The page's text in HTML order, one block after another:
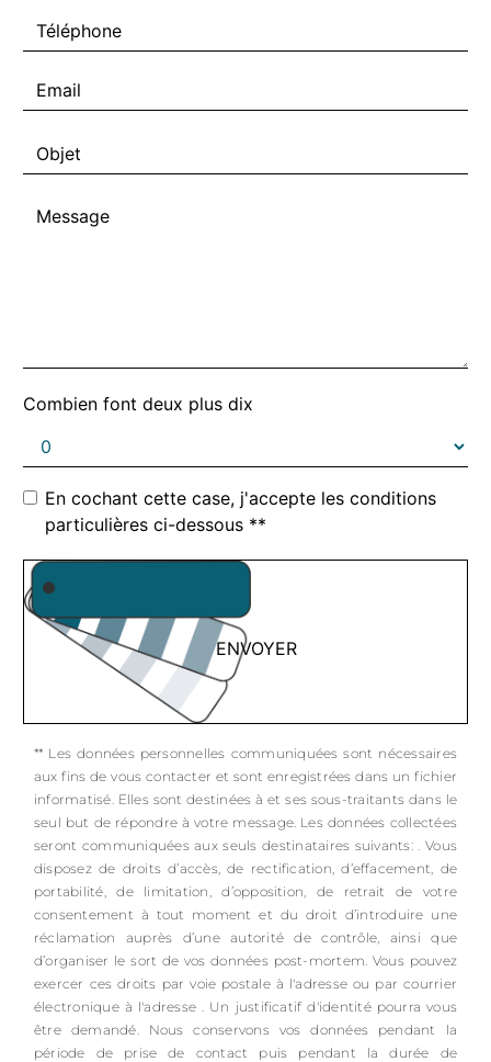
Combien font deux plus dix
En cochant cette case, j'accepte les conditions
particulières ci-dessous **
ENVOYER
** Les données personnelles communiquées sont nécessaires
aux fins de vous contacter et sont enregistrées dans un fichier
informatisé. Elles sont destinées à et ses sous-traitants dans le
seul but de répondre à votre message. Les données collectées
seront communiquées aux seuls destinataires suivants: . Vous
disposez de droits d’accès, de rectification, d’effacement, de
portabilité, de limitation, d’opposition, de retrait de votre
consentement à tout moment et du droit d’introduire une
réclamation auprès d’une autorité de contrôle, ainsi que
d’organiser le sort de vos données post-mortem. Vous pouvez
exercer ces droits par voie postale à l'adresse ou par courrier
électronique à l'adresse . Un justificatif d'identité pourra vous
être demandé. Nous conservons vos données pendant la
période de prise de contact puis pendant la durée de